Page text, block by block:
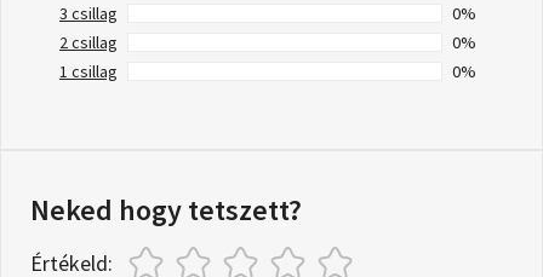
3 csillag
0%
2 csillag
0%
1 csillag
0%
Neked hogy tetszett?
Értékeld: